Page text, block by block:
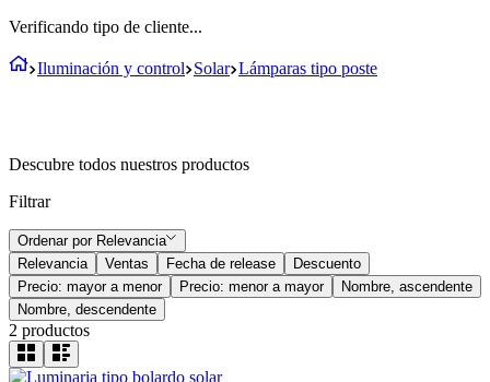
Verificando tipo de cliente...
Iluminación y control Solar Lámparas tipo poste
Descubre todos nuestros productos
Filtrar
Ordenar por Relevancia
Relevancia
Ventas Fecha de release
Descuento
Precio: mayor a menor
Precio: menor a mayor
Nombre, ascendente
Nombre, descendente
2 productos